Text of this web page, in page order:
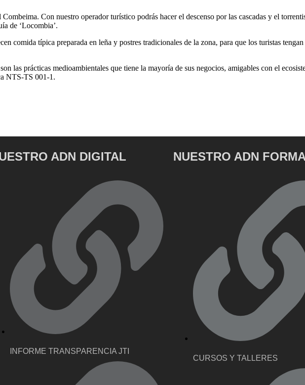
Con nuestro operador turístico podrás hacer el descenso por las cascadas y el
de ‘Locombia’.
comida típica preparada en leña y postres tradicionales de la zona, para que los turistas
las prácticas medioambientales que tiene la mayoría de sus negocios, amigables con el
NTS-TS 001-1.
ADN DIGITAL
INFORME TRANSPARENCIA JTI
NUESTRO ADN
CURSOS Y TALLERES